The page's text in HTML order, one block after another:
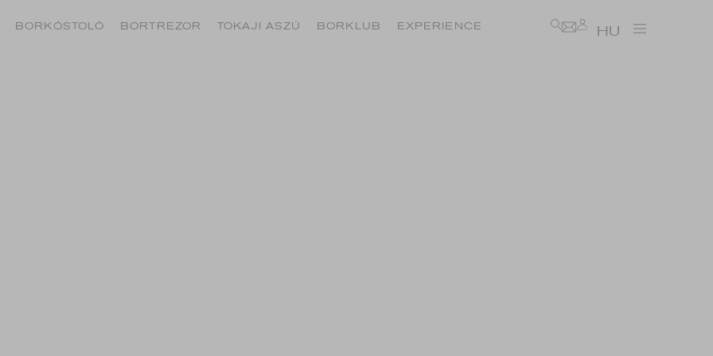
BORKÓSTOLÓ BORTREZOR TOKAJI ASZÚ BORKLUB EXPERIENCE HU